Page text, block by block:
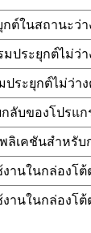
ต์ในสถานะว่า
ประยุกต์ไม่ว่า
ระยุกต์ไม่ว่าง
บของโปรแก
เคชันสำหรับ
งานในกล่องโ
งานในกล่องโ